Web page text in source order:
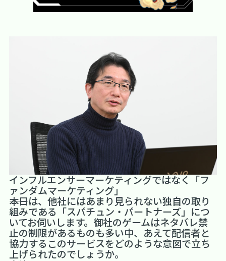
インフルエンサーマーケティングではなく「フ
ァンダムマーケティング」
――本日は、他社にはあまり見られない独自の取り
組みである「スパチュン・パートナーズ」につ
いてお伺いします。御社のゲームはネタバレ禁
止の制限があるものも多い中、あえて配信者と
協力するこのサービスをどのような意図で立ち
上げられたのでしょうか。